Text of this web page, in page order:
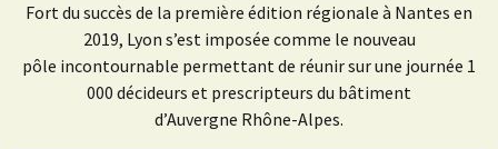
Fort du succès de la première édition régionale à Nantes en
2019, Lyon s’est imposée comme le nouveau
pôle incontournable permettant de réunir sur une journée 1
000 décideurs et prescripteurs du bâtiment
d’Auvergne Rhône-Alpes.